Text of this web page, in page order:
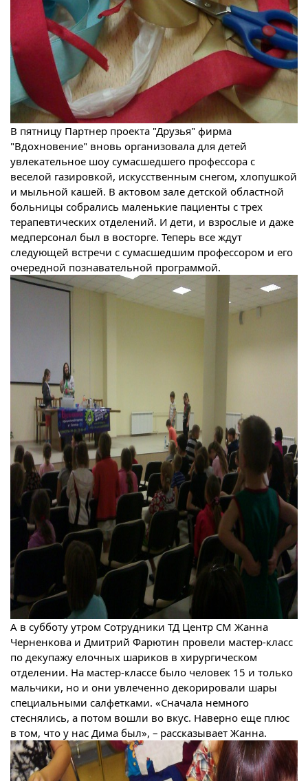
В пятницу Партнер проекта "Друзья" фирма
"Вдохновение" вновь организовала для детей
увлекательное шоу сумасшедшего профессора с
веселой газировкой, искусственным снегом, хлопушкой
и мыльной кашей. В актовом зале детской областной
больницы собрались маленькие пациенты с трех
терапевтических отделений. И дети, и взрослые и даже
медперсонал был в восторге. Теперь все ждут
следующей встречи с сумасшедшим профессором и его
очередной познавательной программой.
А в субботу утром Сотрудники ТД Центр СМ Жанна
Черненкова и Дмитрий Фарютин провели мастер-класс
по декупажу елочных шариков в хирургическом
отделении. На мастер-классе былo человек 15 и только
мальчики, но и они увлеченно декорировали шары
специальными салфетками. «Сначала немного
стеснялись, а потом вошли во вкус. Наверно еще плюс
в том, что у нас Дима был», – рассказывает Жанна.